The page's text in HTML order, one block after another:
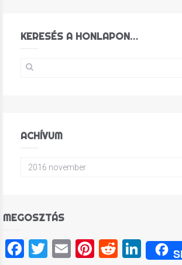
KERESÉS A HONLAPON…
ACHÍVUM
MEGOSZTÁS
Facebook
Twitter
EmailPinterest
Reddit